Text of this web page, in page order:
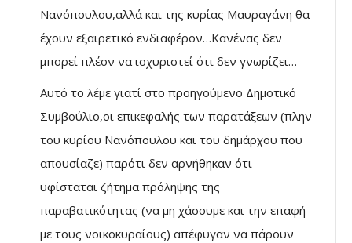
Νανόπουλου,αλλά και της κυρίας Μαυραγάνη θα
έχουν εξαιρετικό ενδιαφέρον…Κανένας δεν
μπορεί πλέον να ισχυριστεί ότι δεν γνωρίζει…
Αυτό το λέμε γιατί στο προηγούμενο Δημοτικό
Συμβούλιο,οι επικεφαλής των παρατάξεων (πλην
του κυρίου Νανόπουλου και του δημάρχου που
απουσίαζε) παρότι δεν αρνήθηκαν ότι
υφίσταται ζήτημα πρόληψης της
παραβατικότητας (να μη χάσουμε και την επαφή
με τους νοικοκυραίους) απέφυγαν να πάρουν